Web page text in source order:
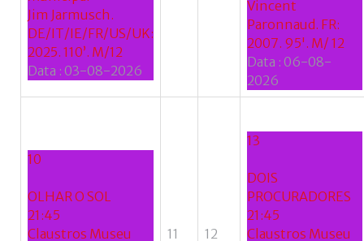
Jim Jarmusch.
DE/IT/IE/FR/US/UK:
2025. 110’. M/12
Data : 03-08-2026
Vincent
Paronnaud. FR:
2007. 95'. M/ 12
Data : 06-08-
2026
10
OLHAR O SOL
21:45
Claustros Museu
11 12
13
DOIS
PROCURADORES
21:45
Claustros Museu